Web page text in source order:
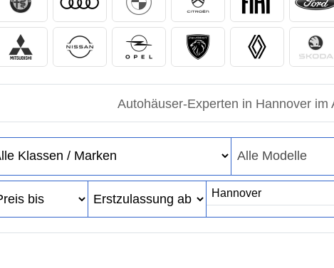
Autohäuser-Experten in Hannover im